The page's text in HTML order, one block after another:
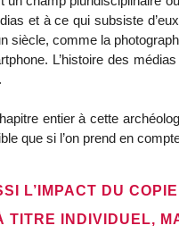
et à ce qui subsiste
siècle, comme la
L’histoire des
entier à cette
que si l’on prend en
L’IMPACT DU
TITRE INDIVIDUEL,